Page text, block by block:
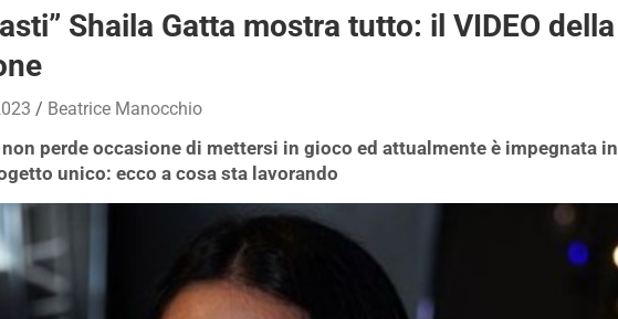
Shaila Gatta mostra tutto: il VIDEO della
Beatrice Manocchio
perde occasione di mettersi in gioco ed attualmente è impegnata in
unico: ecco a cosa sta lavorando